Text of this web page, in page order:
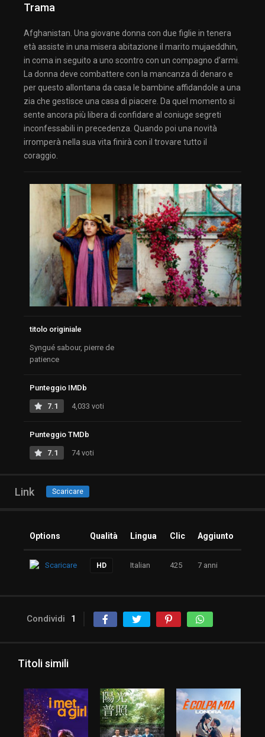
Trama
Afghanistan. Una giovane donna con due figlie in tenera
età assiste in una misera abitazione il marito mujaeddhin,
in coma in seguito a uno scontro con un compagno d’armi.
La donna deve combattere con la mancanza di denaro e
per questo allontana da casa le bambine affidandole a una
zia che gestisce una casa di piacere. Da quel momento si
sente ancora più libera di confidare al coniuge segreti
inconfessabili in precedenza. Quando poi una novità
irromperà nella sua vita finirà con il trovare tutto il
coraggio.
titolo originiale
Syngué sabour, pierre de
patience
Punteggio IMDb
7.1 4,033 voti
Punteggio TMDb
7.1 74 voti
Link Scaricare
Options Qualità Lingua Clic Aggiunto
Scaricare HD Italian 425 7 anni
Condividi 1
Titoli simili